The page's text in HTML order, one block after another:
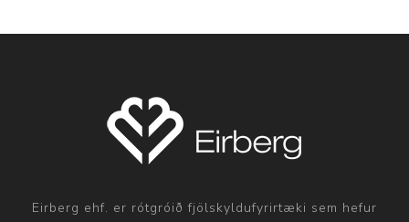
Eirberg ehf. er rótgróið fjölskyldufyrirtæki sem hefur